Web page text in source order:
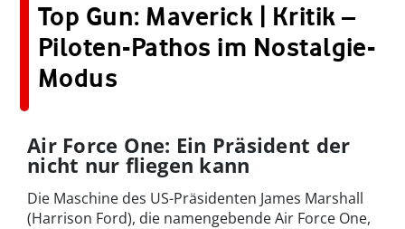
Top Gun: Maverick | Kritik –
Piloten-Pathos im Nostalgie-
Modus
Air Force One: Ein Präsident der
nicht nur fliegen kann
Die Maschine des US-Präsidenten James Marshall
(Harrison Ford), die namengebende Air Force One,